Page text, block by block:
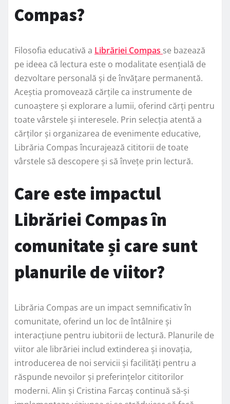
Compas?
Filosofia educativă a Librăriei Compas se bazează
pe ideea că lectura este o modalitate esențială de
dezvoltare personală și de învățare permanentă.
Aceștia promovează cărțile ca instrumente de
cunoaștere și explorare a lumii, oferind cărți pentru
toate vârstele și interesele. Prin selecția atentă a
cărților și organizarea de evenimente educative,
Librăria Compas încurajează cititorii de toate
vârstele să descopere și să învețe prin lectură.
Care este impactul
Librăriei Compas în
comunitate și care sunt
planurile de viitor?
Librăria Compas are un impact semnificativ în
comunitate, oferind un loc de întâlnire și
interacțiune pentru iubitorii de lectură. Planurile de
viitor ale librăriei includ extinderea și inovația,
introducerea de noi servicii și facilități pentru a
răspunde nevoilor și preferințelor cititorilor
moderni. Alin și Cristina Farcaș continuă să-și